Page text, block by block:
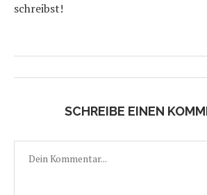
schreibst!
SCHREIBE EINEN